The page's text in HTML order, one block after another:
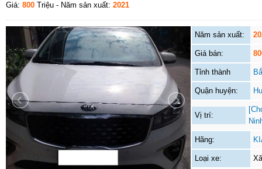
Giá: 800 Triệu - Năm sản xuất: 2021
Năm sản xuất:
Giá bán:
Tỉnh thành
Quận huyện:
Vị trí:
Hãng:
Loại xe: